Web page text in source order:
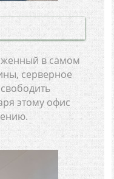
в самом
серверное
этому офис